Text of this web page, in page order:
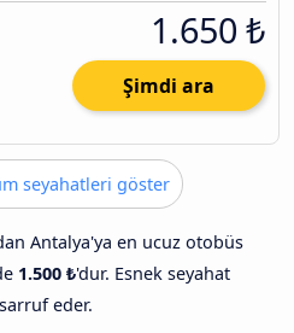
1.650 ₺
Şimdi ara
seyahatleri göster
Antalya'ya en ucuz otobüs
1.500 ₺'dur. Esnek seyahat
eder.